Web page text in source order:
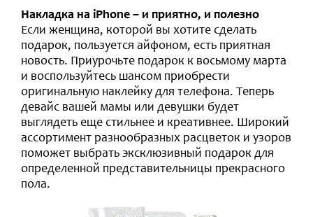
Накладка на iPhone – и приятно, и полезно
Если женщина, которой вы хотите сделать
подарок, пользуется айфоном, есть приятная
новость. Приурочьте подарок к восьмому марта
и воспользуйтесь шансом приобрести
оригинальную наклейку для телефона. Теперь
девайс вашей мамы или девушки будет
выглядеть еще стильнее и креативнее. Широкий
ассортимент разнообразных расцветок и узоров
поможет выбрать эксклюзивный подарок для
определенной представительницы прекрасного
пола.